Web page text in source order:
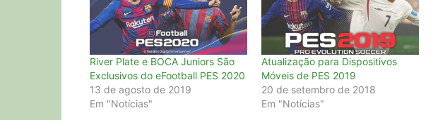
River Plate e BOCA Juniors São
Exclusivos do eFootball PES 2020
13 de agosto de 2019
Em "Notícias"
Atualização para Dispositivos
Móveis de PES 2019
20 de setembro de 2018
Em "Notícias"